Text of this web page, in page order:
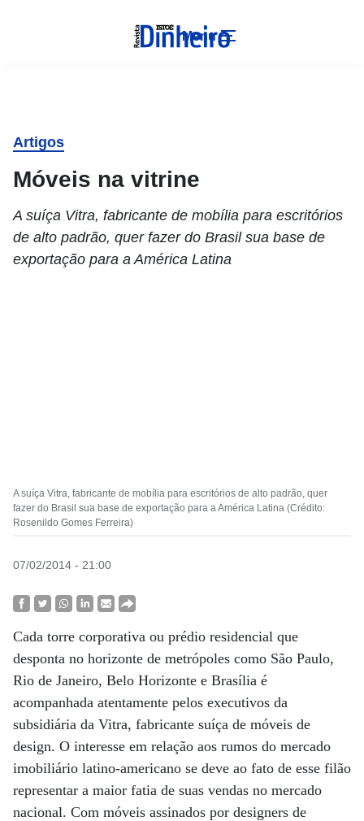
Menu
Artigos
Móveis na vitrine
A suíça Vitra, fabricante de mobília para escritórios
de alto padrão, quer fazer do Brasil sua base de
exportação para a América Latina
A suíça Vitra, fabricante de mobília para escritórios de alto padrão, quer
fazer do Brasil sua base de exportação para a América Latina (Crédito:
Rosenildo Gomes Ferreira)
07/02/2014 - 21:00
Cada torre corporativa ou prédio residencial que
desponta no horizonte de metrópoles como São Paulo,
Rio de Janeiro, Belo Horizonte e Brasília é
acompanhada atentamente pelos executivos da
subsidiária da Vitra, fabricante suíça de móveis de
design. O interesse em relação aos rumos do mercado
imobiliário latino-americano se deve ao fato de esse filão
representar a maior fatia de suas vendas no mercado
nacional. Com móveis assinados por designers de